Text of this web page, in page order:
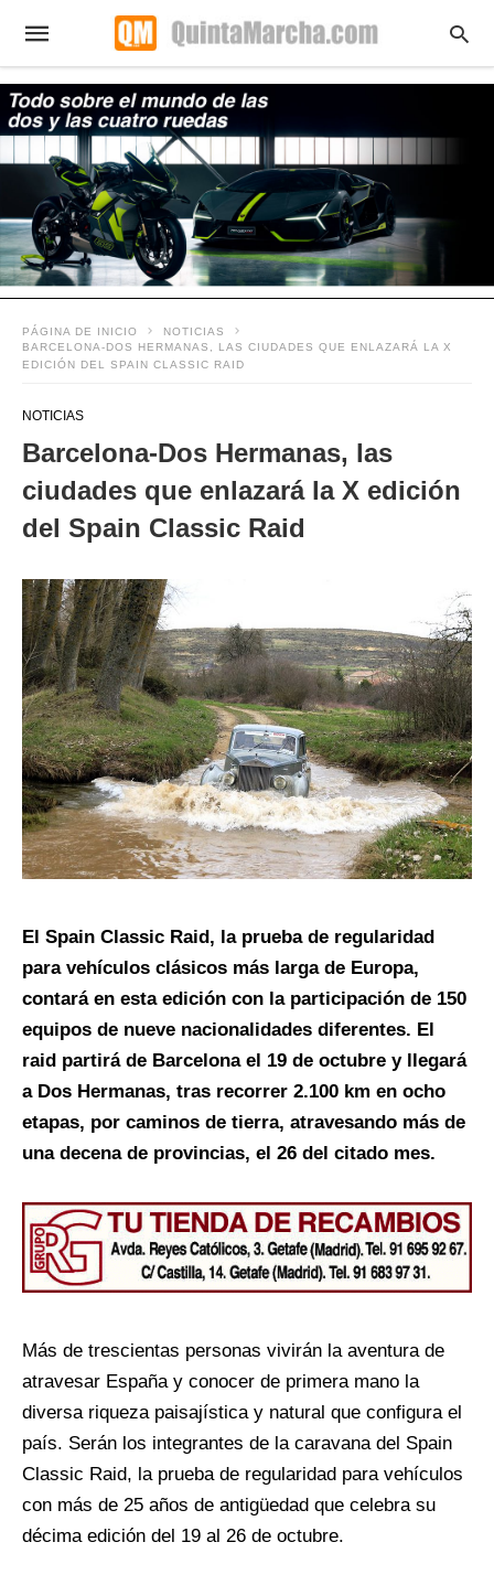
PÁGINA DE INICIO
NOTICIAS
BARCELONA-DOS HERMANAS, LAS CIUDADES QUE ENLAZARÁ LA X
EDICIÓN DEL SPAIN CLASSIC RAID
NOTICIAS
Barcelona-Dos Hermanas, las
ciudades que enlazará la X edición
del Spain Classic Raid
El Spain Classic Raid, la prueba de regularidad
para vehículos clásicos más larga de Europa,
contará en esta edición con la participación de 150
equipos de nueve nacionalidades diferentes. El
raid partirá de Barcelona el 19 de octubre y llegará
a Dos Hermanas, tras recorrer 2.100 km en ocho
etapas, por caminos de tierra, atravesando más de
una decena de provincias, el 26 del citado mes.
Más de trescientas personas vivirán la aventura de
atravesar España y conocer de primera mano la
diversa riqueza paisajística y natural que configura el
país. Serán los integrantes de la caravana del Spain
Classic Raid, la prueba de regularidad para vehículos
con más de 25 años de antigüedad que celebra su
décima edición del 19 al 26 de octubre.